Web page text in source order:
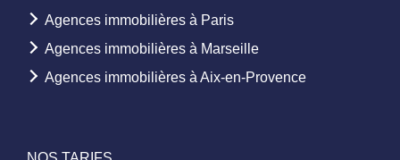
Agences immobilières à Paris
Agences immobilières à Marseille
Agences immobilières à Aix-en-Provence